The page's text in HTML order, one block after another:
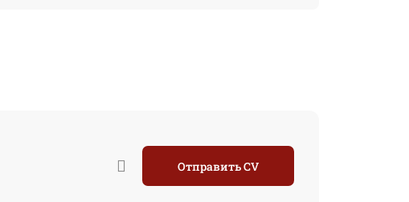
Отправить CV